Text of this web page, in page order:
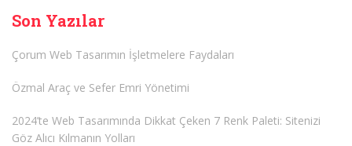
Son Yazılar
Çorum Web Tasarımın İşletmelere Faydaları
Özmal Araç ve Sefer Emri Yönetimi
2024’te Web Tasarımında Dikkat Çeken 7 Renk Paleti: Sitenizi
Göz Alıcı Kılmanın Yolları